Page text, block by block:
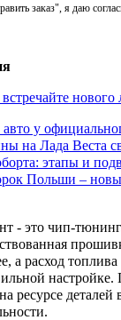
заказ", я даю
нового
у
на Лада Веста
этапы и
Польши –
- это чип-
а расход
ресурсе деталей